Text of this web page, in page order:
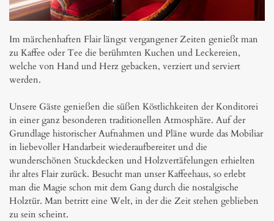
Im märchenhaften Flair längst vergangener Zeiten genießt man
zu Kaffee oder Tee die berühmten Kuchen und Leckereien,
welche von Hand und Herz gebacken, verziert und serviert
werden.
Unsere Gäste genießen die süßen Köstlichkeiten der Konditorei
in einer ganz besonderen traditionellen Atmosphäre. Auf der
Grundlage historischer Aufnahmen und Pläne wurde das Mobiliar
in liebevoller Handarbeit wiederaufbereitet und die
wunderschönen Stuckdecken und Holzvertäfelungen erhielten
ihr altes Flair zurück. Besucht man unser Kaffeehaus, so erlebt
man die Magie schon mit dem Gang durch die nostalgische
Holztür. Man betritt eine Welt, in der die Zeit stehen geblieben
zu sein scheint.